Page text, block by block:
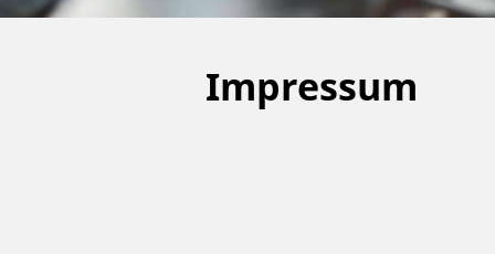
Impressum